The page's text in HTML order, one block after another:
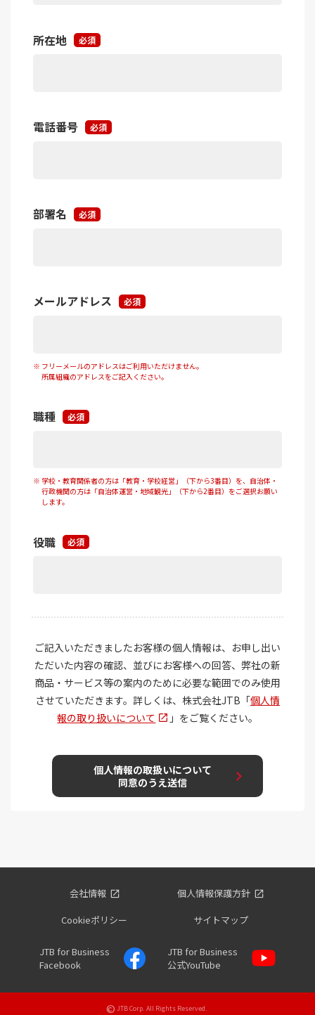
会社情報
個人情報保護方針
Cookieポリシー
サイトマップ
JTB for Business
Facebook
JTB for Business
公式YouTube
© JTB Corp. All Rights Reserved.